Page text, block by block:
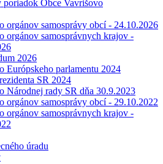
poriadok Obce Vavrišovo
orgánov samosprávy obcí - 24.10.2026
orgánov samosprávnych krajov -
2026
Európskeho parlamentu 2024
SR 2024
Národnej rady SR dňa 30.9.2023
orgánov samosprávy obcí - 29.10.2022
orgánov samosprávnych krajov -
úradu